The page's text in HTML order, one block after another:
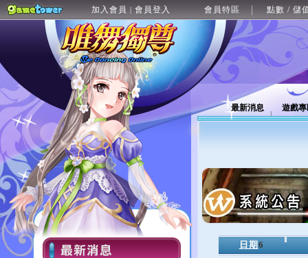
加入會員 | 會員登入 會員特區 點數 / 儲
最新消息 遊戲
日期 6